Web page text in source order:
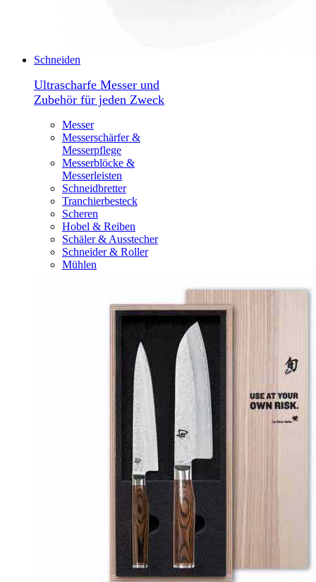
Schneiden
Ultrascharfe Messer und
Zubehör für jeden Zweck
Messer
Messerschärfer &
Messerpflege
Messerblöcke &
Messerleisten
Schneidbretter
Tranchierbesteck
Scheren
Hobel & Reiben
Schäler & Ausstecher
Schneider & Roller
Mühlen